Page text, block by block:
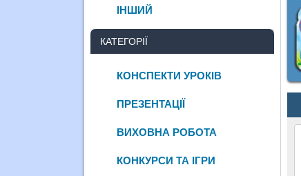
ІНШИЙ
КАТЕГОРІЇ
КОНСПЕКТИ УРОКІВ
ПРЕЗЕНТАЦІЇ
ВИХОВНА РОБОТА
КОНКУРСИ ТА ІГРИ